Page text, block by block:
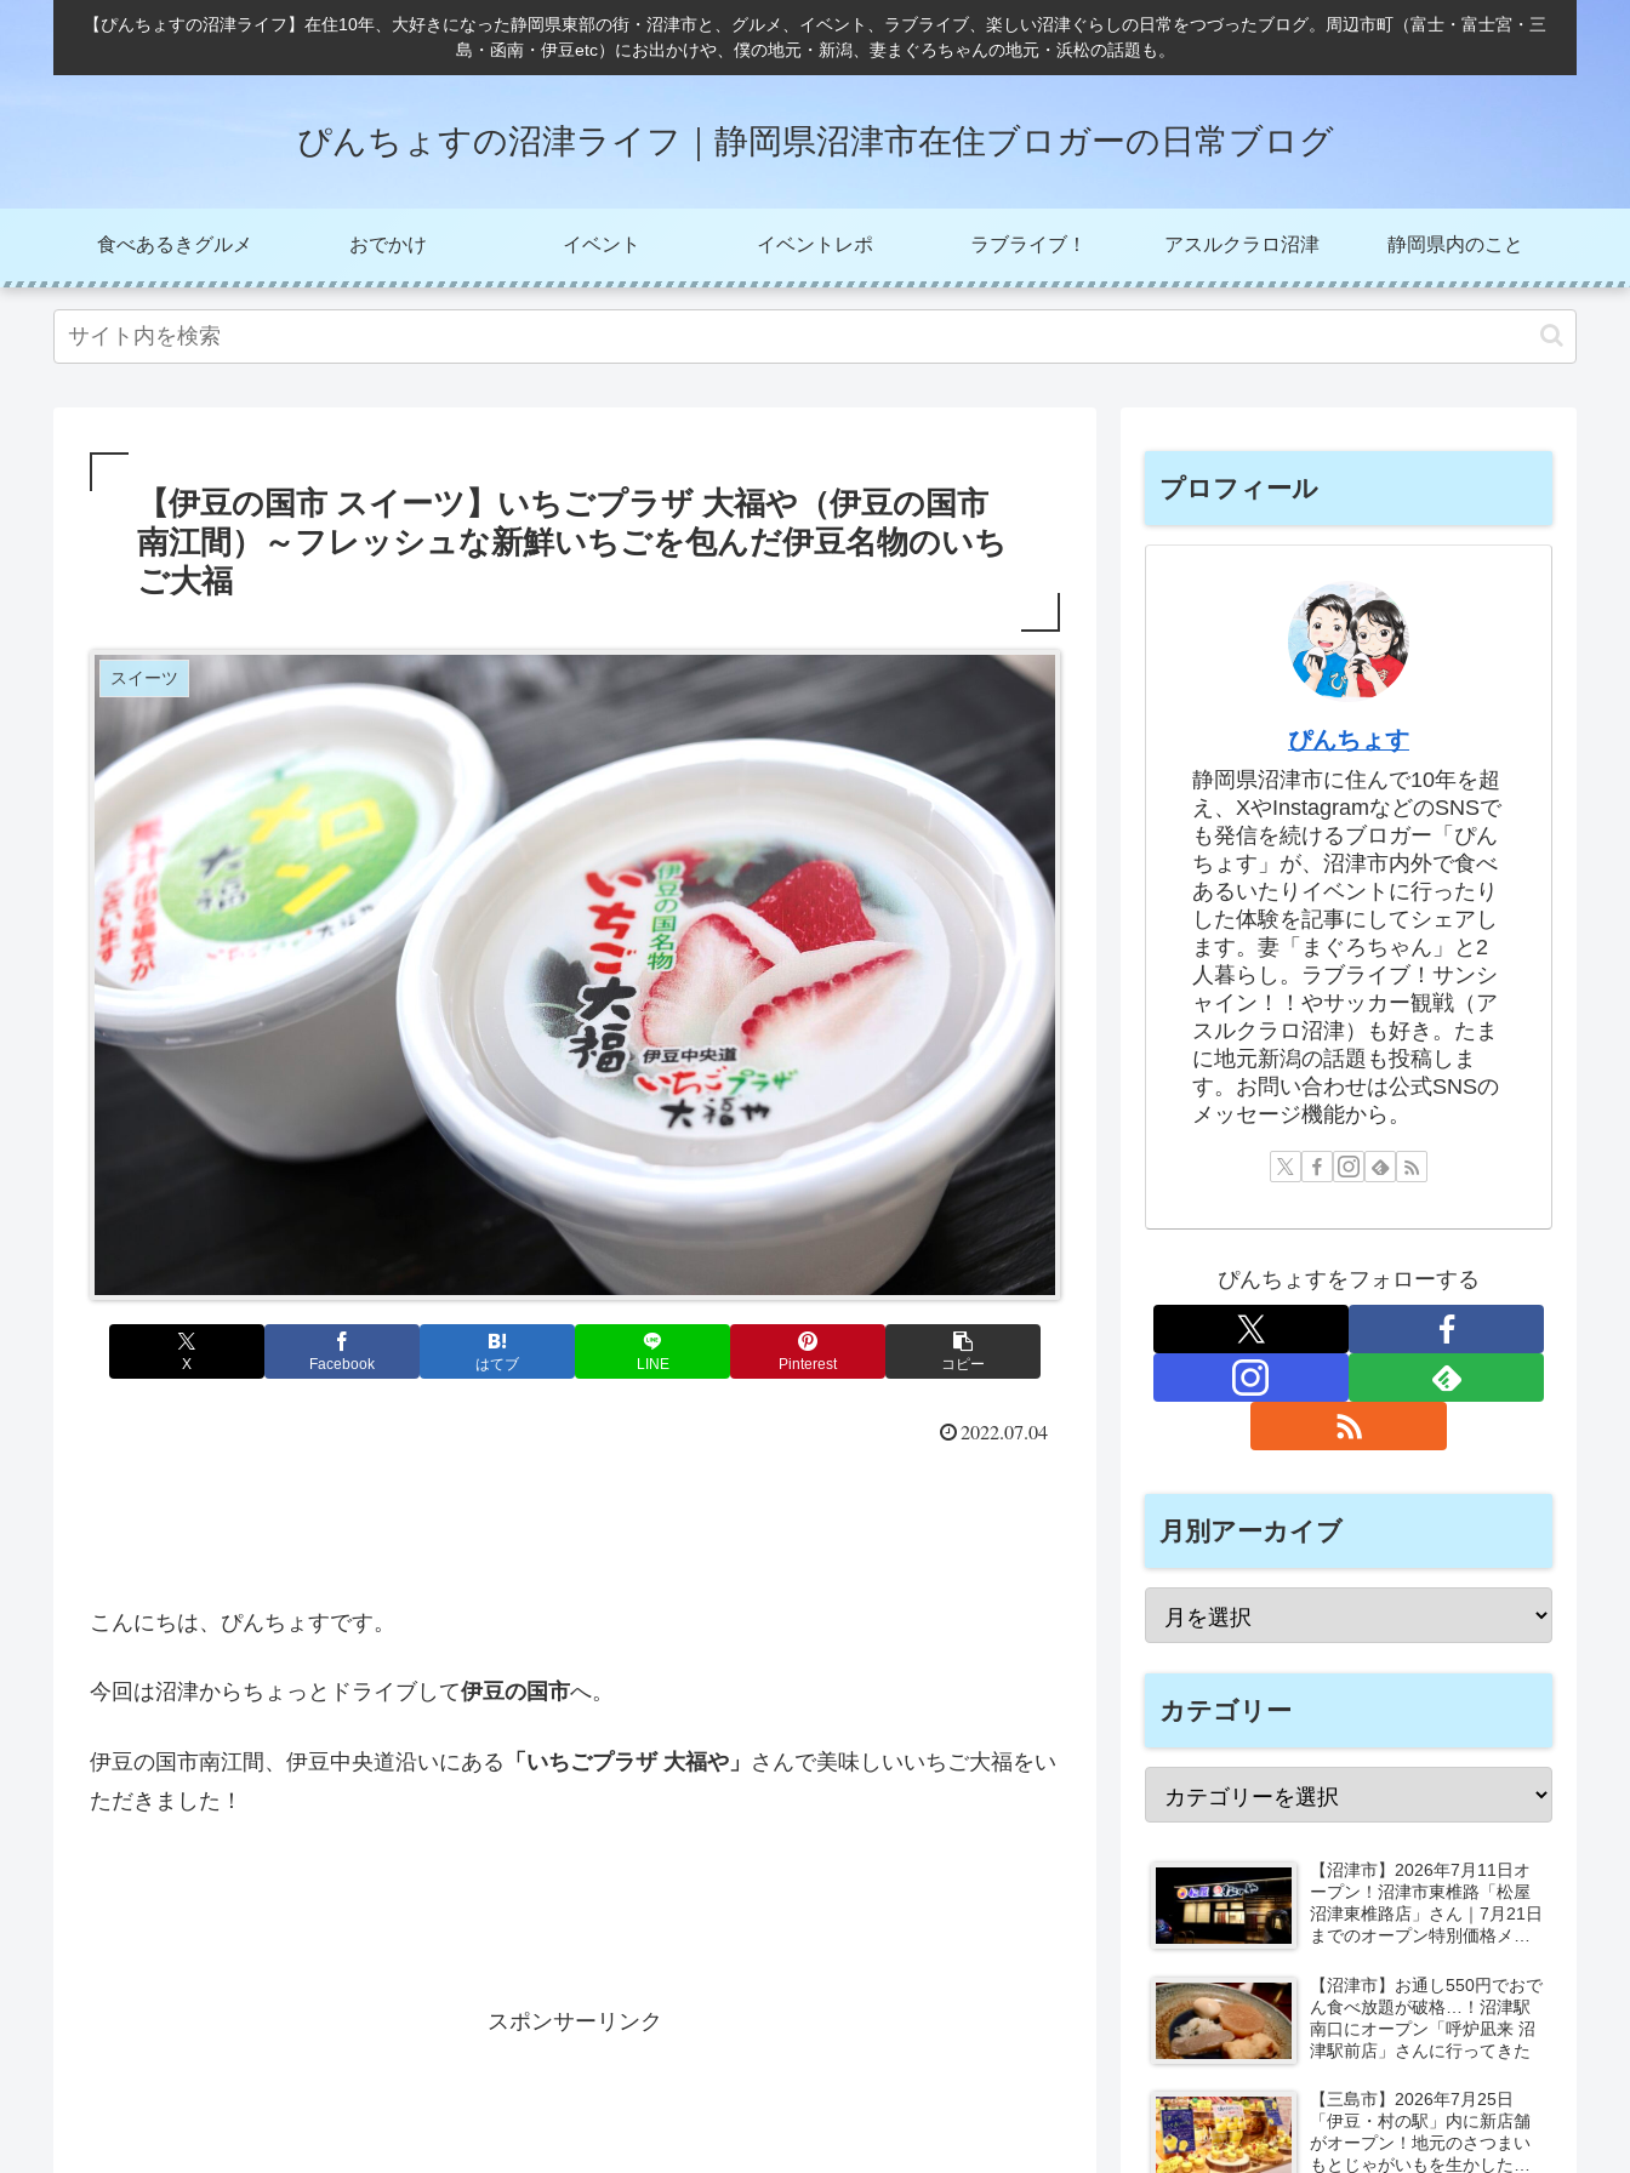
【ぴんちょすの沼津ライフ】在住10年、大好きになった静岡県東部の街・沼津市と、グルメ、イベント、ラブライブ、楽しい沼津ぐらしの日常をつづったブログ。周辺市町（富士・富士宮・三
島・函南・伊豆etc）にお出かけや、僕の地元・新潟、妻まぐろちゃんの地元・浜松の話題も。
ぴんちょすの沼津ライフ｜静岡県沼津市在住ブロガーの日常ブログ
食べあるきグルメ おでかけ イベント イベントレポ ラブライブ！ アスルクラロ沼津 静岡県内のこと
【伊豆の国市 スイーツ】いちごプラザ 大福や（伊豆の国市
南江間）～フレッシュな新鮮いちごを包んだ伊豆名物のいち
ご大福
スイーツ
X Facebook はてブ LINE Pinterest コピー
2022.07.04
こんにちは、ぴんちょすです。
今回は沼津からちょっとドライブして伊豆の国市へ。
伊豆の国市南江間、伊豆中央道沿いにある 「いちごプラザ 大福や」 さんで美味しいいちご大福をい
ただきました！
スポンサーリンク
プロフィール
ぴんちょす
静岡県沼津市に住んで10年を超
え、XやInstagramなどのSNSで
も発信を続けるブロガー「ぴん
ちょす」が、沼津市内外で食べ
あるいたりイベントに行ったり
した体験を記事にしてシェアし
ます。妻「まぐろちゃん」と2
人暮らし。ラブライブ！サンシ
ャイン！！やサッカー観戦（ア
スルクラロ沼津）も好き。たま
に地元新潟の話題も投稿しま
す。お問い合わせは公式SNSの
メッセージ機能から。
ぴんちょすをフォローする
月別アーカイブ
カテゴリー
【沼津市】2026年7月11日オ
ープン！沼津市東椎路「松屋
沼津東椎路店」さん｜7月21日
までのオープン特別価格メニ
【沼津市】お通し550円でおで
ん食べ放題が破格…！沼津駅
南口にオープン「呼炉凪来 沼
津駅前店」さんに行ってきた
【三島市】2026年7月25日
「伊豆・村の駅」内に新店舗
がオープン！地元のさつまい
もとじゃがいもを生かしたベ